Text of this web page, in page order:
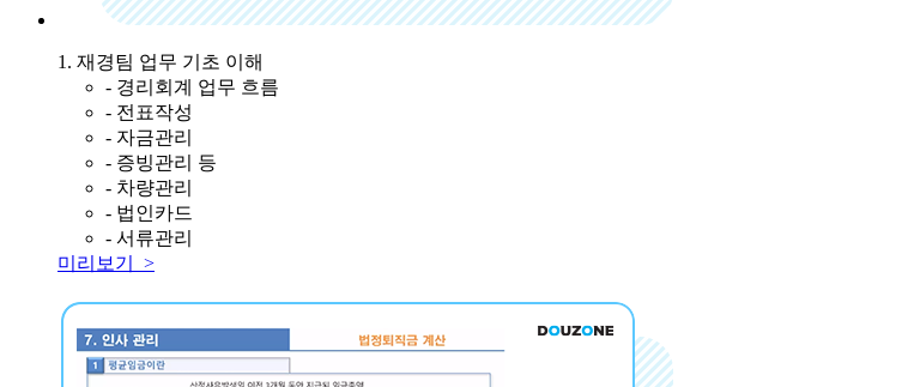
1. 재경팀 업무 기초 이해
- 경리회계 업무 흐름
- 전표작성
- 자금관리
- 증빙관리 등
- 차량관리
- 법인카드
- 서류관리
미리보기 >